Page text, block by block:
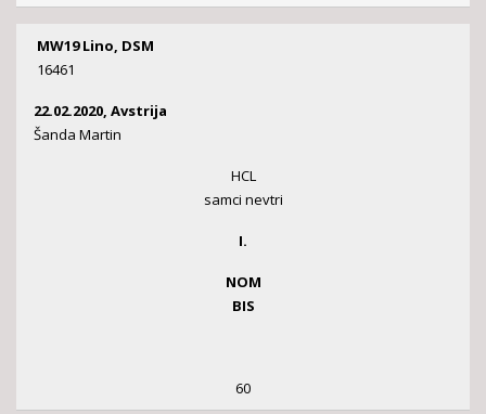
MW19 Lino, DSM
16461
22.02.2020, Avstrija
Šanda Martin
HCL
samci nevtri
I.
NOM
BIS
60